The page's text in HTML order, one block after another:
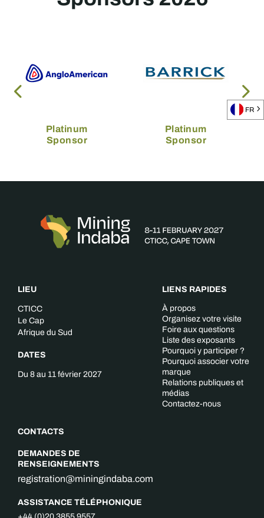
Platinum
Sponsor
Platinum
Sponsor
LIEU
CTICC
Le Cap
Afrique du Sud
DATES
Du 8 au 11 février 2027
CONTACTS
DEMANDES DE
RENSEIGNEMENTS
registration@miningindaba.com
ASSISTANCE TÉLÉPHONIQUE
LIENS RAPIDES
À propos
Organisez votre visite
Foire aux questions
Liste des exposants
Pourquoi y participer ?
Pourquoi associer votre
marque
Relations publiques et
médias
Contactez-nous
FR